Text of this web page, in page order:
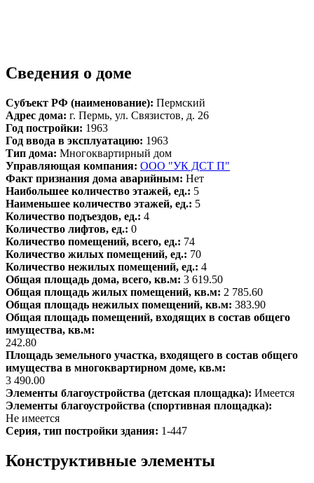
Сведения о доме
Субъект РФ (наименование): Пермский
Адрес дома: г. Пермь, ул. Связистов, д. 26
Год постройки: 1963
Год ввода в эксплуатацию: 1963
Тип дома: Многоквартирный дом
Управляющая компания: ООО "УК ДСТ П"
Факт признания дома аварийным: Нет
Наибольшее количество этажей, ед.: 5
Наименьшее количество этажей, ед.: 5
Количество подъездов, ед.: 4
Количество лифтов, ед.: 0
Количество помещений, всего, ед.: 74
Количество жилых помещений, ед.: 70
Количество нежилых помещений, ед.: 4
Общая площадь дома, всего, кв.м: 3 619.50
Общая площадь жилых помещений, кв.м: 2 785.60
Общая площадь нежилых помещений, кв.м: 383.90
Общая площадь помещений, входящих в состав общего
имущества, кв.м:
242.80
Площадь земельного участка, входящего в состав общего
имущества в многоквартирном доме, кв.м:
3 490.00
Элементы благоустройства (детская площадка): Имеется
Элементы благоустройства (спортивная площадка):
Не имеется
Серия, тип постройки здания: 1-447
Конструктивные элементы